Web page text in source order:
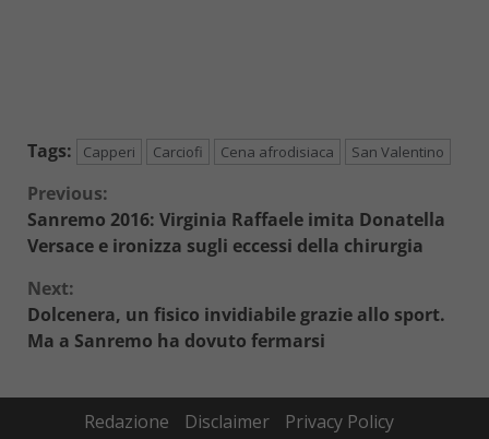
Tags: Capperi Carciofi Cena afrodisiaca San Valentino
Continue
Reading
Previous:
Sanremo 2016: Virginia Raffaele imita Donatella
Versace e ironizza sugli eccessi della chirurgia
Next:
Dolcenera, un fisico invidiabile grazie allo sport.
Ma a Sanremo ha dovuto fermarsi
Redazione Disclaimer Privacy Policy